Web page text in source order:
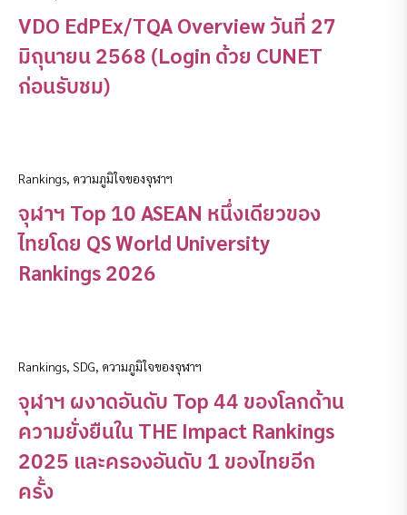
VDO EdPEx/TQA Overview วันที่ 27
มิถุนายน 2568 (Login ด้วย CUNET
ก่อนรับชม)
Rankings, ความภูมิใจของจุฬาฯ
จุฬาฯ Top 10 ASEAN หนึ่งเดียวของ
ไทยโดย QS World University
Rankings 2026
Rankings, SDG, ความภูมิใจของจุฬาฯ
จุฬาฯ ผงาดอันดับ Top 44 ของโลกด้าน
ความยั่งยืนใน THE Impact Rankings
2025 และครองอันดับ 1 ของไทยอีก
ครั้ง